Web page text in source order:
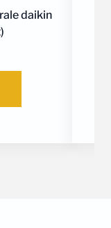
daikin